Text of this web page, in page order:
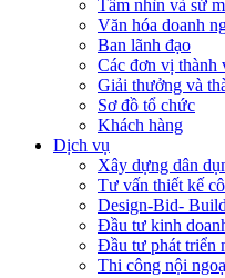
Tầm nhìn và sứ
Văn hóa doanh
Ban lãnh đạo
Các đơn vị thành
Giải thưởng và
Sơ đồ tổ chức
Khách hàng
Dịch vụ
Xây dựng dân
Tư vấn thiết kế
Design-Bid- Build
Đầu tư kinh
Đầu tư phát triển
Thi công nội